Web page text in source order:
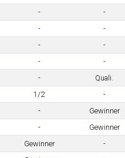
- -
- -
- -
- -
- Quali.
1/2 -
- Gewinner
- Gewinner
Gewinner -